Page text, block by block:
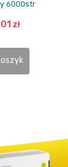
6000str
zł